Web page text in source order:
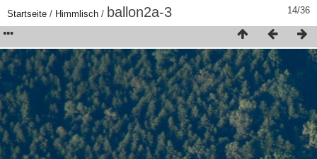
14/36
Startseite / Himmlisch / ballon2a-3